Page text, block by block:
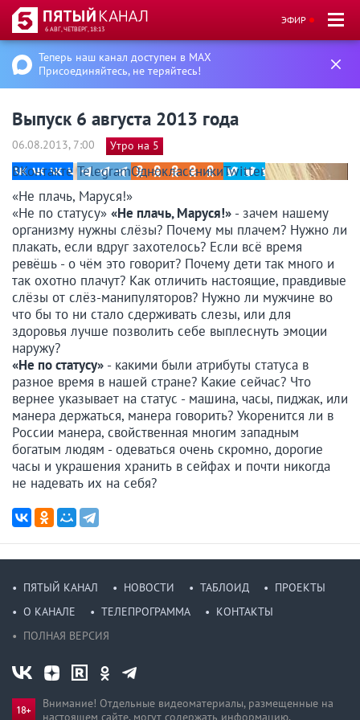
6 АВГ, ЧЕТВЕРГ, 18:13
ЭФИР
Теперь наш канал доступен в MAX
Присоединяйтесь, не теряйтесь!
Выпуск 6 августа 2013 года
06.08.2013, 7:00 Утро на 5
ВКонтакте TelegramОдноклассникиTwitter
«Не плачь, Маруся!»
«Не по статусу» «Не плачь, Маруся!» - зачем нашему
организму нужны слёзы? Почему мы плачем? Нужно ли
плакать, если вдруг захотелось? Если всё время
ревёшь - о чём это говорит? Почему дети так много и
так охотно плачут? Как отличить настоящие, правдивые
слёзы от слёз-манипуляторов? Нужно ли мужчине во
что бы то ни стало сдерживать слезы, или для
здоровья лучше позволить себе выплеснуть эмоции
наружу?
«Не по статусу» - какими были атрибуты статуса в
разное время в нашей стране? Какие сейчас? Что
вернее указывает на статус - машина, часы, пиджак, или
манера держаться, манера говорить? Укоренится ли в
России манера, свойственная многим западным
богатым людям - одеваться очень скромно, дорогие
часы и украшения хранить в сейфах и почти никогда
не надевать их на себя?
ПЯТЫЙ КАНАЛ НОВОСТИ ТАБЛОИД
ПРОЕКТЫ
О КАНАЛЕ
ТЕЛЕПРОГРАММА
КОНТАКТЫ
ПОЛНАЯ ВЕРСИЯ
Внимание! Отдельные видеоматериалы, размещенные на
настоящем сайте, могут содержать информацию,